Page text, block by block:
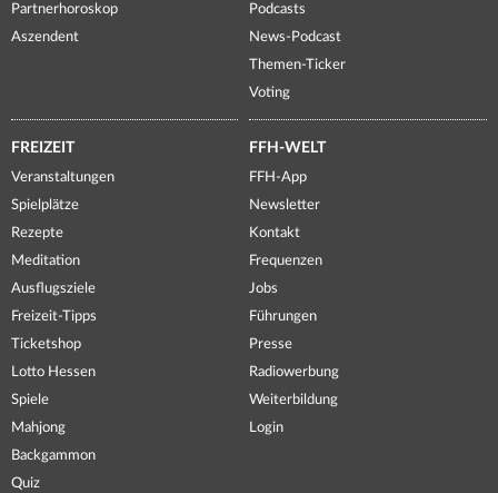
Partnerhoroskop
Aszendent
Podcasts
News-Podcast
Themen-Ticker
Voting
FREIZEIT
Veranstaltungen
Spielplätze
Rezepte
Meditation
Ausflugsziele
Freizeit-Tipps
Ticketshop
Lotto Hessen
Spiele
Mahjong
Backgammon
Quiz
FFH-WELT
FFH-App
Newsletter
Kontakt
Frequenzen
Jobs
Führungen
Presse
Radiowerbung
Weiterbildung
Login